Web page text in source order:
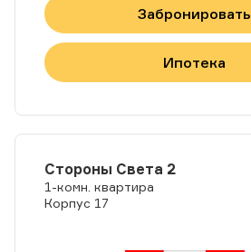
Забронировать
Ипотека
Стороны Света 2
1-комн. квартира
Корпус 17